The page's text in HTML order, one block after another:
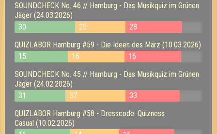
SOUNDCHECK No. 46 // Hamburg - Das Musikquiz im Grünen
Jäger (24.03.2026)
30
25
28
QUIZLABOR Hamburg #59 - Die Ideen des März (10.03.2026)
15
16
16
SOUNDCHECK No. 45 // Hamburg - Das Musikquiz im Grünen
Jäger (24.02.2026)
31
37
33
QUIZLABOR Hamburg #58 - Dresscode: Quizness
Casual (10.02.2026)